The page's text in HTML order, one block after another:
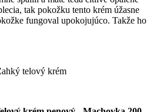
tak pokožku tento krém úžasne
fungoval upokojujúco. Takže ho